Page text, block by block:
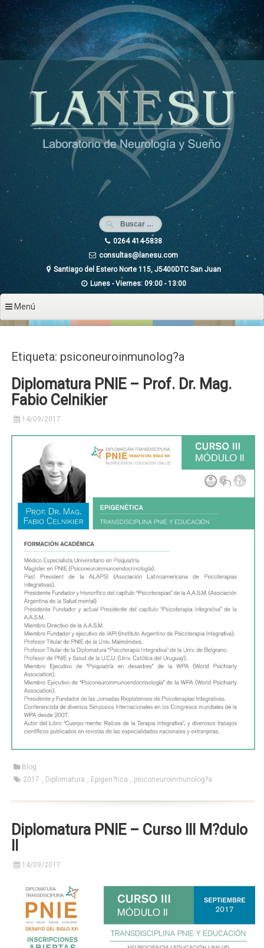
Ir
al
contenido
0264 414-5838
consultas@lanesu.com
Santiago del Estero Norte 115, J5400DTC San Juan
Lunes - Viernes: 09:00 - 13:00
Menú
Etiqueta: psiconeuroinmunolog?a
Diplomatura PNIE – Prof. Dr. Mag.
Fabio Celnikier
14/09/2017
Blog
2017
Diplomatura Epigen?tica psiconeuroinmunolog?a
Diplomatura PNIE – Curso III M?dulo
14/09/2017